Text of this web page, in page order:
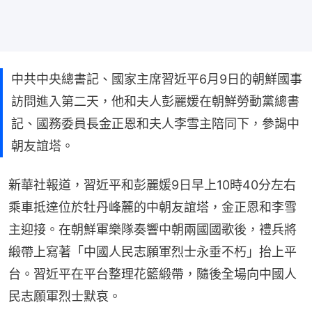
中共中央總書記、國家主席習近平6月9日的朝鮮國事
訪問進入第二天，他和夫人彭麗媛在朝鮮勞動黨總書
記、國務委員長金正恩和夫人李雪主陪同下，參謁中
朝友誼塔。
新華社報道，習近平和彭麗媛9日早上10時40分左右
乘車抵達位於牡丹峰麓的中朝友誼塔，金正恩和李雪
主迎接。在朝鮮軍樂隊奏響中朝兩國國歌後，禮兵將
緞帶上寫著「中國人民志願軍烈士永垂不朽」抬上平
台。習近平在平台整理花籃緞帶，隨後全場向中國人
民志願軍烈士默哀。